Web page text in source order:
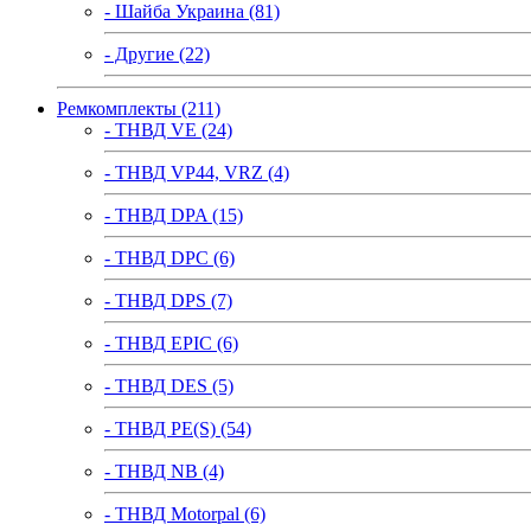
- Шайба Украина (81)
- Другие (22)
Ремкомплекты (211)
- ТНВД VE (24)
- ТНВД VP44, VRZ (4)
- ТНВД DPA (15)
- ТНВД DPC (6)
- ТНВД DPS (7)
- ТНВД EPIC (6)
- ТНВД DES (5)
- ТНВД PE(S) (54)
- ТНВД NB (4)
- ТНВД Motorpal (6)